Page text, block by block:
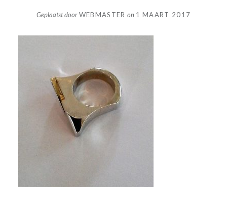
Geplaatst doorWEBMASTER on 1 MAART 2017